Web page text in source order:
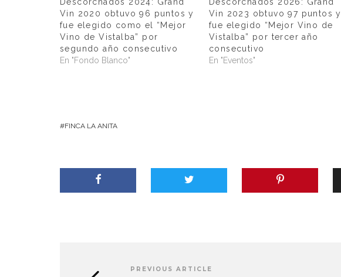
Vin 2020 obtuvo 96 puntos y
fue elegido como el “Mejor
Vino de Vistalba” por
segundo año consecutivo
En "Fondo Blanco"
Vin 2023 obtuvo 97 puntos y
fue elegido “Mejor Vino de
Vistalba” por tercer año
consecutivo
En "Eventos"
FINCA LA ANITA
PREVIOUS ARTICLE